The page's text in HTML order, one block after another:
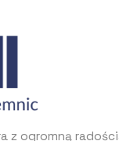
z ogromną